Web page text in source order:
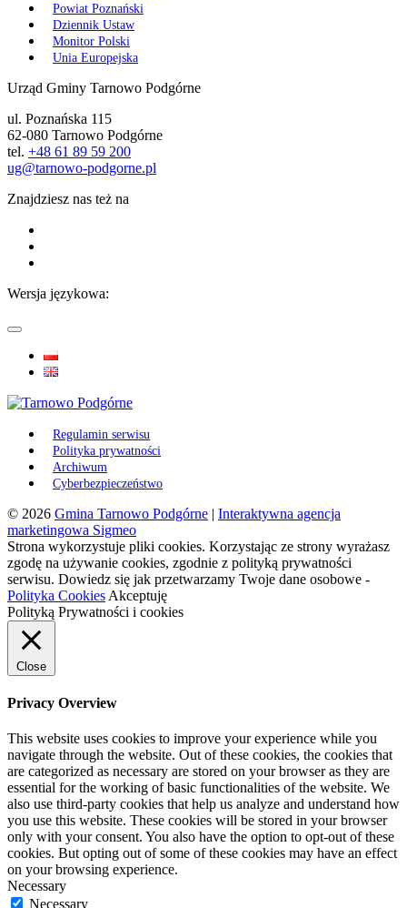
Powiat Poznański
Dziennik Ustaw
Monitor Polski
Unia Europejska
Urząd Gminy Tarnowo Podgórne
ul. Poznańska 115
62-080 Tarnowo Podgórne
tel. +48 61 89 59 200
ug@tarnowo-podgorne.pl
Znajdziesz nas też na
Wersja językowa:
Regulamin serwisu
Polityka prywatności
Archiwum
Cyberbezpieczeństwo
© 2026 Gmina Tarnowo Podgórne | Interaktywna agencja
marketingowa Sigmeo
Strona wykorzystuje pliki cookies. Korzystając ze strony wyrażasz
zgodę na używanie cookies, zgodnie z polityką prywatności
serwisu. Dowiedz się jak przetwarzamy Twoje dane osobowe -
Polityka Cookies Akceptuję
Polityką Prywatności i cookies
Close
Privacy Overview
This website uses cookies to improve your experience while you
navigate through the website. Out of these cookies, the cookies that
are categorized as necessary are stored on your browser as they are
essential for the working of basic functionalities of the website. We
also use third-party cookies that help us analyze and understand how
you use this website. These cookies will be stored in your browser
only with your consent. You also have the option to opt-out of these
cookies. But opting out of some of these cookies may have an effect
on your browsing experience.
Necessary
Necessary